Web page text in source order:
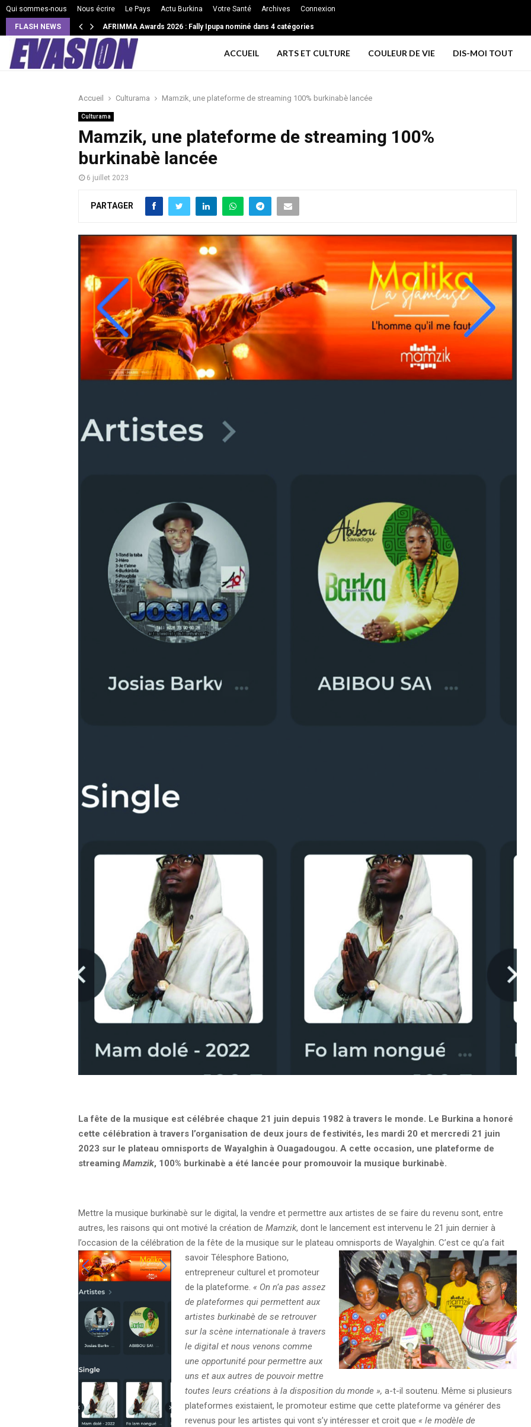
Qui sommes-nous Nous écrire Le Pays Actu Burkina Votre Santé Archives Connexion
FLASH NEWS AFRIMMA Awards 2026 : Fally Ipupa nominé dans 4 catégories
VIE DE COUPLE: Ces 3 façons subtiles pour les couples de grandir ensemble et rester profondément connectés à long terme
ACCUEIL ARTS ET CULTURE COULEUR DE VIE DIS-MOI TOUT
Accueil Culturama Mamzik, une plateforme de streaming 100% burkinabè lancée
Culturama
Mamzik, une plateforme de streaming 100%
burkinabè lancée
6 juillet 2023
PARTAGER
La fête de la musique est célébrée chaque 21 juin depuis 1982 à travers le monde. Le Burkina a honoré
cette célébration à travers l’organisation de deux jours de festivités, les mardi 20 et mercredi 21 juin
2023 sur le plateau omnisports de Wayalghin à Ouagadougou. A cette occasion, une plateforme de
streaming Mamzik, 100% burkinabè a été lancée pour promouvoir la musique burkinabè.
Mettre la musique burkinabè sur le digital, la vendre et permettre aux artistes de se faire du revenu sont, entre
autres, les raisons qui ont motivé la création de Mamzik, dont le lancement est intervenu le 21 juin dernier à
l’occasion de la célébration de la fête de la musique sur le plateau omnisports de Wayalghin. C’est ce qu’a fait
savoir Télesphore Bationo,
entrepreneur culturel et promoteur
de la plateforme. « On n’a pas assez
de plateformes qui permettent aux
artistes burkinabè de se retrouver
sur la scène internationale à travers
le digital et nous venons comme
une opportunité pour permettre aux
uns et aux autres de pouvoir mettre
toutes leurs créations à la disposition du monde », a-t-il soutenu. Même si plusieurs
plateformes existaient, le promoteur estime que cette plateforme va générer des
revenus pour les artistes qui vont s’y intéresser et croit que « le modèle de